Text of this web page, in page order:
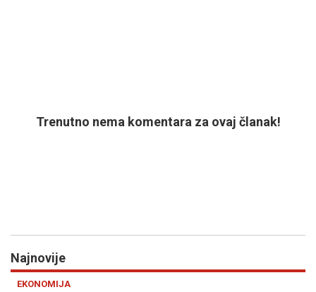
Trenutno nema komentara za ovaj članak!
Najnovije
EKONOMIJA